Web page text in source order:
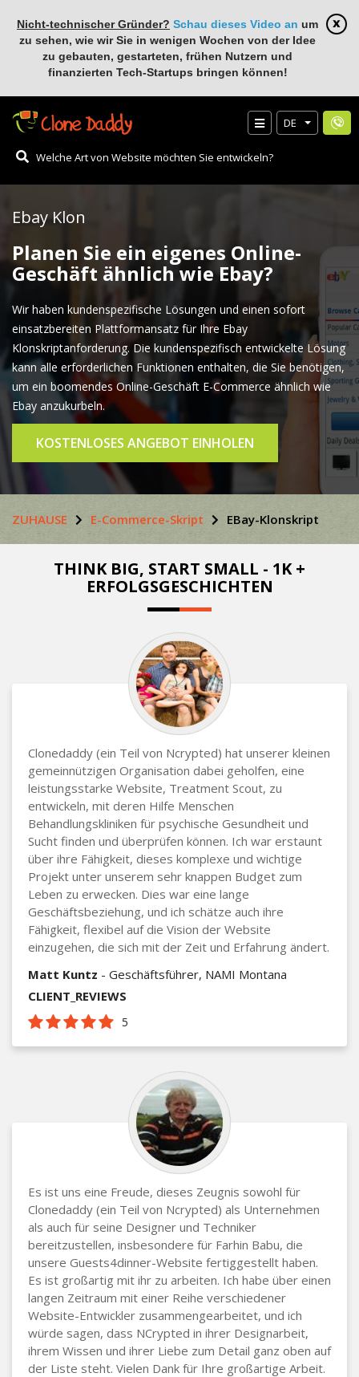
Nicht-technischer Gründer? Schau dieses Video an um
zu sehen, wie wir Sie in wenigen Wochen von der Idee
zu gebauten, gestarteten, frühen Nutzern und
finanzierten Tech-Startups bringen können!
DE
Ebay Klon
Planen Sie ein eigenes Online-
Geschäft ähnlich wie Ebay?
Wir haben kundenspezifische Lösungen und einen sofort
einsatzbereiten Plattformansatz für Ihre Ebay
Klonskriptanforderung. Die kundenspezifisch entwickelte Lösung
kann alle erforderlichen Funktionen enthalten, die Sie benötigen,
um ein boomendes Online-Geschäft E-Commerce ähnlich wie
Ebay anzukurbeln.
KOSTENLOSES ANGEBOT EINHOLEN
ZUHAUSE E-Commerce-Skript EBay-Klonskript
THINK BIG, START SMALL - 1K +
ERFOLGSGESCHICHTEN
Clonedaddy (ein Teil von Ncrypted) hat unserer kleinen
gemeinnützigen Organisation dabei geholfen, eine
leistungsstarke Website, Treatment Scout, zu
entwickeln, mit deren Hilfe Menschen
Behandlungskliniken für psychische Gesundheit und
Sucht finden und überprüfen können. Ich war erstaunt
über ihre Fähigkeit, dieses komplexe und wichtige
Projekt unter unserem sehr knappen Budget zum
Leben zu erwecken. Dies war eine lange
Geschäftsbeziehung, und ich schätze auch ihre
Fähigkeit, flexibel auf die Vision der Website
einzugehen, die sich mit der Zeit und Erfahrung ändert.
Matt Kuntz - Geschäftsführer, NAMI Montana
CLIENT_REVIEWS
5
Es ist uns eine Freude, dieses Zeugnis sowohl für
Clonedaddy (ein Teil von Ncrypted) als Unternehmen
als auch für seine Designer und Techniker
bereitzustellen, insbesondere für Farhin Babu, die
unsere Guests4dinner-Website fertiggestellt haben.
Es ist großartig mit ihr zu arbeiten. Ich habe über einen
langen Zeitraum mit einer Reihe verschiedener
Website-Entwickler zusammengearbeitet, und ich
würde sagen, dass NCrypted in ihrer Designarbeit,
ihrem Wissen und ihrer Liebe zum Detail ganz oben auf
der Liste steht. Vielen Dank für Ihre großartige Arbeit.